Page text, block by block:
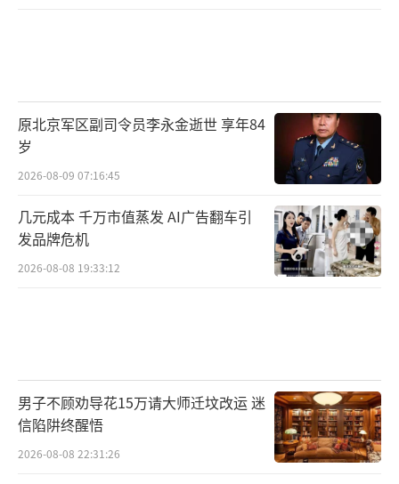
原北京军区副司令员李永金逝世 享年84
岁
2026-08-09 07:16:45
几元成本 千万市值蒸发 AI广告翻车引
发品牌危机
2026-08-08 19:33:12
男子不顾劝导花15万请大师迁坟改运 迷
信陷阱终醒悟
2026-08-08 22:31:26